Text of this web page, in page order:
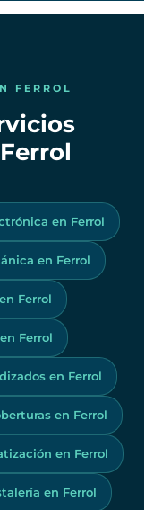
FERROL
en Ferrol
en Ferrol
Ferrol
Ferrol
en Ferrol
en Ferrol
en Ferrol
en Ferrol